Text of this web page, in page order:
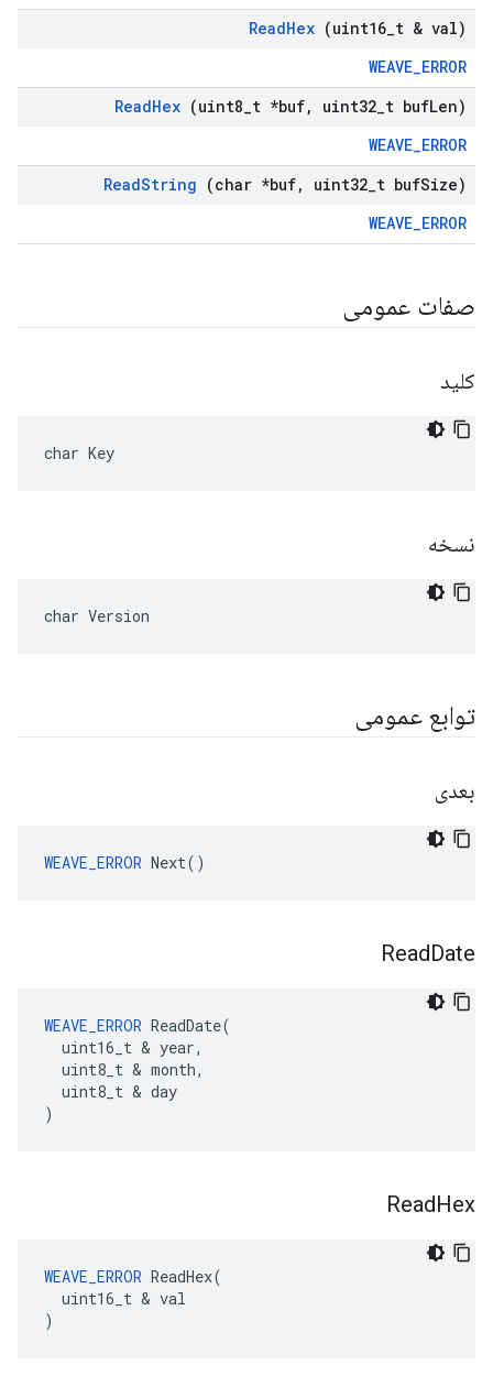
ReadHex (uint16 t & val)
WEAVE_ERROR
ReadHex (uint8 t *buf, uint32 t bufLen)
WEAVE_ERROR
ReadString (char *buf, uint32 t bufSize)
WEAVE_ERROR
صفات عمومی
کلید
char Key
نسخه
char Version
توابع عمومی
بعدی
WEAVE_ERROR Next()
ReadDate
WEAVE_ERROR ReadDate(
  uint16_t & year,
  uint8_t & month,
  uint8_t & day
)
ReadHex
WEAVE_ERROR ReadHex(
  uint16_t & val
)